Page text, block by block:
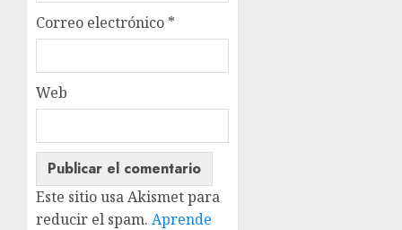
Correo electrónico *
Web
Este sitio usa Akismet para
reducir el spam. Aprende